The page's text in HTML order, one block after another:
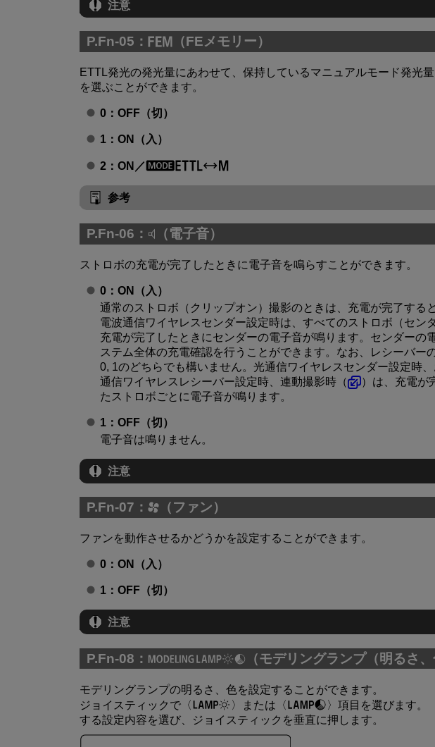
注意
P.Fn-05： （FEメモリー）
ETTL発光の発光量にあわせて、保持しているマニュアルモード発光
を選ぶことができます。
0：OFF（切）
1：ON（入）
2：ON／
参考
P.Fn-06： （電子音）
ストロボの充電が完了したときに電子音を鳴らすことができます。
0：ON（入）
通常のストロボ（クリップオン）撮影のときは、充電が完了する
電波通信ワイヤレスセンダー設定時は、すべてのストロボ（セン
充電が完了したときにセンダーの電子音が鳴ります。センダーの
ステム全体の充電確認を行うことができます。なお、レシーバー
0, 1のどちらでも構いません。光通信ワイヤレスセンダー設定時
通信ワイヤレスレシーバー設定時、連動撮影時（
）は、充電が
たストロボごとに電子音が鳴ります。
1：OFF（切）
電子音は鳴りません。
注意
P.Fn-07： （ファン）
ファンを動作させるかどうかを設定することができます。
0：ON（入）
1：OFF（切）
注意
P.Fn-08： （モデリングランプ（明るさ、
モデリングランプの明るさ、色を設定することができます。
ジョイスティックで
または 項目を選びます。
する設定内容を選び、ジョイスティックを垂直に押します。